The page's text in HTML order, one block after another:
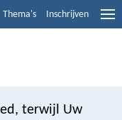
Thema's Inschrijven
terwijl Uw